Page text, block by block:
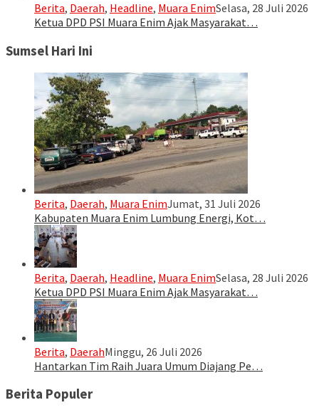
Berita, Daerah, Headline, Muara EnimSelasa, 28 Juli 2026
Ketua DPD PSI Muara Enim Ajak Masyarakat…
Sumsel Hari Ini
Berita, Daerah, Muara EnimJumat, 31 Juli 2026
Kabupaten Muara Enim Lumbung Energi, Kot…
Berita, Daerah, Headline, Muara EnimSelasa, 28 Juli 2026
Ketua DPD PSI Muara Enim Ajak Masyarakat…
Berita, DaerahMinggu, 26 Juli 2026
Hantarkan Tim Raih Juara Umum Diajang Pe…
Berita Populer